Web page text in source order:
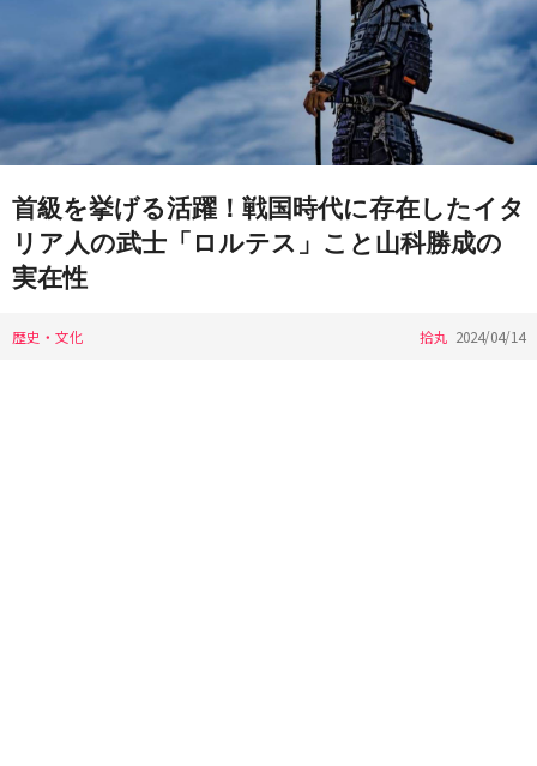
首級を挙げる活躍！戦国時代に存在したイタ
リア人の武士「ロルテス」こと山科勝成の
実在性
歴史・文化 拾丸 2024/04/14